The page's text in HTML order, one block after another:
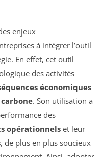
enjeux
à intégrer l’outil
En effet, cet outil
des activités
économiques
. Son utilisation a
des
opérationnels et leur
, de plus en plus soucieux